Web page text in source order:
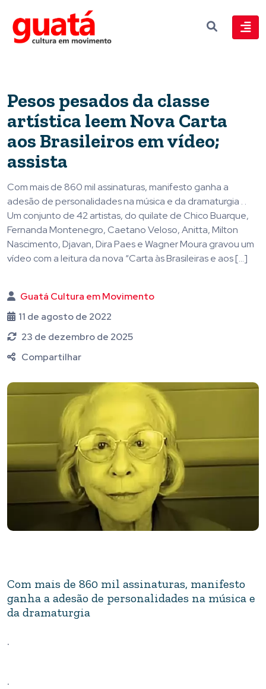
Pesos pesados da classe
artística leem Nova Carta
aos Brasileiros em vídeo;
assista
Com mais de 860 mil assinaturas, manifesto ganha a
adesão de personalidades na música e da dramaturgia . .
Um conjunto de 42 artistas, do quilate de Chico Buarque,
Fernanda Montenegro, Caetano Veloso, Anitta, Milton
Nascimento, Djavan, Dira Paes e Wagner Moura gravou um
vídeo com a leitura da nova “Carta às Brasileiras e aos […]
Guatá Cultura em Movimento
11 de agosto de 2022
23 de dezembro de 2025
Compartilhar
Com mais de 860 mil assinaturas, manifesto
ganha a adesão de personalidades na música e
da dramaturgia
.
.